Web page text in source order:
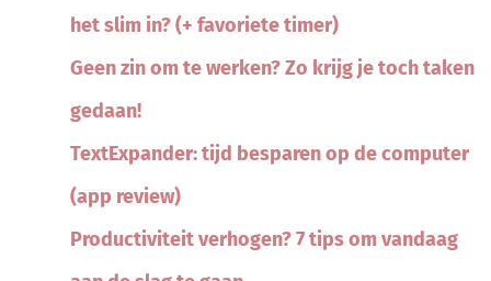
het slim in? (+ favoriete timer)
Geen zin om te werken? Zo krijg je toch taken
gedaan!
TextExpander: tijd besparen op de computer
(app review)
Productiviteit verhogen? 7 tips om vandaag